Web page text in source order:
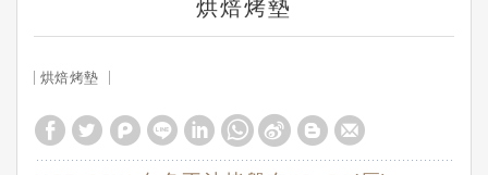
烘焙烤墊
烘焙烤墊